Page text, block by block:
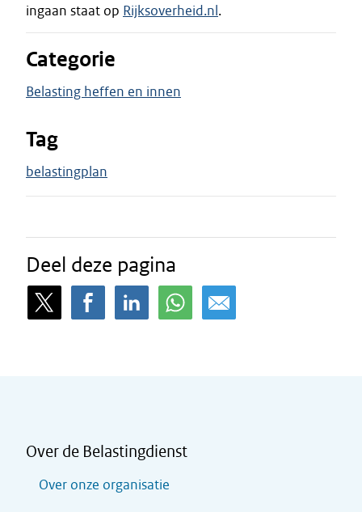
ingaan staat op Rijksoverheid.nl .
Categorie
Belasting heffen en innen
Tag
belastingplan
Deel deze pagina
Over de Belastingdienst
Over onze organisatie